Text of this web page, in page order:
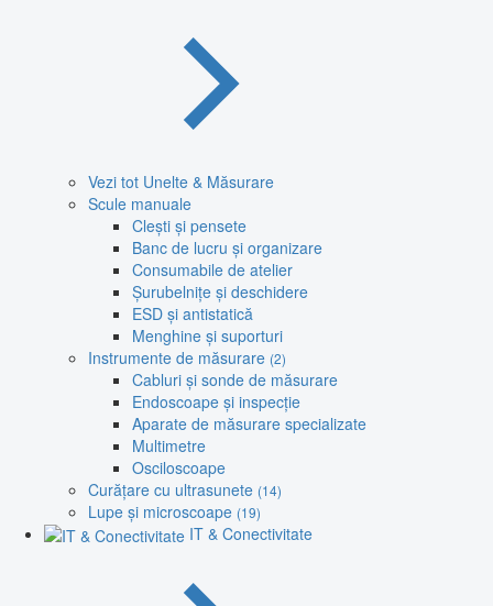
Vezi tot Unelte & Măsurare
Scule manuale
Clești și pensete
Banc de lucru și organizare
Consumabile de atelier
Șurubelnițe și deschidere
ESD și antistatică
Menghine și suporturi
Instrumente de măsurare (2)
Cabluri și sonde de măsurare
Endoscoape și inspecție
Aparate de măsurare specializate
Multimetre
Osciloscoape
Curățare cu ultrasunete (14)
Lupe și microscoape (19)
IT & Conectivitate